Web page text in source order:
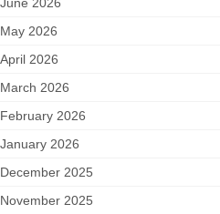
May 2026
April 2026
March 2026
February 2026
January 2026
December 2025
November 2025